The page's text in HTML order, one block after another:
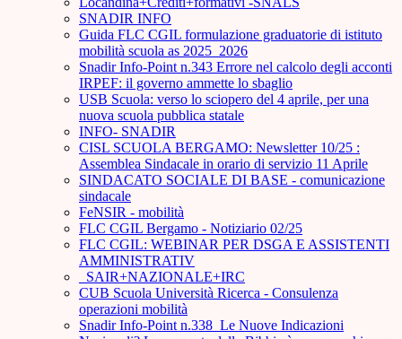
SNADIR INFO
Guida FLC CGIL formulazione graduatorie di istituto
mobilità scuola as 2025_2026
Snadir Info-Point n.343 Errore nel calcolo degli acconti
IRPEF: il governo ammette lo sbaglio
USB Scuola: verso lo sciopero del 4 aprile, per una
nuova scuola pubblica statale
INFO- SNADIR
CISL SCUOLA BERGAMO: Newsletter 10/25 :
Assemblea Sindacale in orario di servizio 11 Aprile
SINDACATO SOCIALE DI BASE - comunicazione
sindacale
FeNSIR - mobilità
FLC CGIL Bergamo - Notiziario 02/25
FLC CGIL: WEBINAR PER DSGA E ASSISTENTI
AMMINISTRATIV
_SAIR+NAZIONALE+IRC
CUB Scuola Università Ricerca - Consulenza
operazioni mobilità
Snadir Info-Point n.338 Le Nuove Indicazioni